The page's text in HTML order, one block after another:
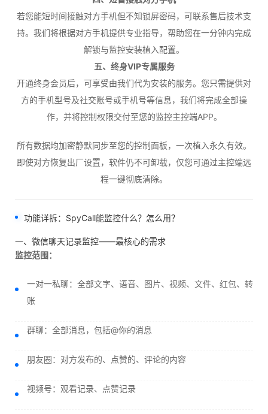
若您能短时间接触对方手机但不知锁屏密码，可联系售后技术支
持。我们将根据对方手机提供专业指导，帮助您在一分钟内完成
解锁与监控安装植入配置。
五、终身VIP专属服务
开通终身会员后，可享受由我们代为安装的服务。您只需提供对
方的手机型号及社交账号或手机号等信息，我们将完成全部操
作，并将控制权限交付至您的监控主控端APP。
所有数据均加密静默同步至您的控制面板，一次植入永久有效。
即使对方恢复出厂设置，软件仍不可卸载，仅您可通过主控端远
程一键彻底清除。
功能详拆：SpyCall能监控什么？怎么用？
一、微信聊天记录监控——最核心的需求
监控范围：
一对一私聊：全部文字、语音、图片、视频、文件、红包、转
账
群聊：全部消息，包括@你的消息
朋友圈：对方发布的、点赞的、评论的内容
视频号：观看记录、点赞记录